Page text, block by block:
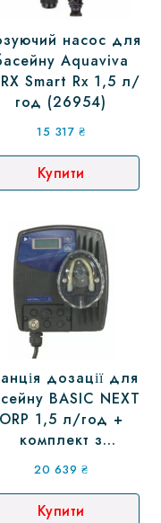
насос для
Aquaviva
Smart Rx 1,5 л/
год (26954)
15 317 ₴
Купити
дозації для
BASIC NEXT
ORP 1,5 л/год +
комплект з
електродом Rx
20 639 ₴
Купити